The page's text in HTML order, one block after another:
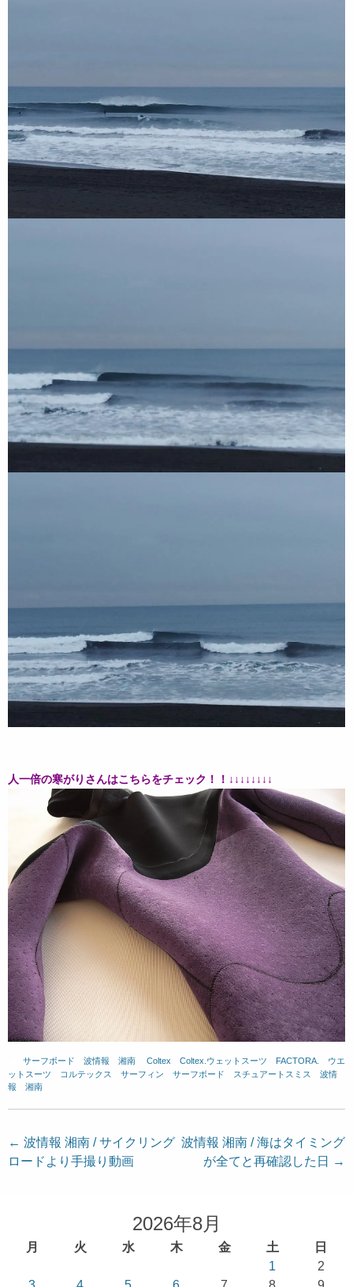
人一倍の寒がりさんはこちらをチェック！！↓↓↓↓↓↓↓↓
サーフボード 波情報 湘南 Coltex Coltex.ウェットスーツ FACTORA.
ウエ
ットスーツ
コルテックス サーフィン サーフボード スチュアートスミス
波情
報 湘南
投
稿
← 波情報 湘南 / サイクリング
ロードより手撮り動画
波情報 湘南 / 海はタイミング
が全てと再確認した日
→
2026年8月
月 火 水 木 金 土
日
1
2